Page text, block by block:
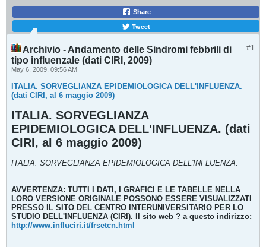
Share
Tweet
#1
Archivio - Andamento delle Sindromi febbrili di
tipo influenzale (dati CIRI, 2009)
May 6, 2009, 09:56 AM
ITALIA. SORVEGLIANZA EPIDEMIOLOGICA DELL'INFLUENZA.
(dati CIRI, al 6 maggio 2009)
ITALIA. SORVEGLIANZA
EPIDEMIOLOGICA DELL'INFLUENZA. (dati
CIRI, al 6 maggio 2009)
ITALIA. SORVEGLIANZA EPIDEMIOLOGICA DELL'INFLUENZA.
AVVERTENZA: TUTTI I DATI, I GRAFICI E LE TABELLE NELLA
LORO VERSIONE ORIGINALE POSSONO ESSERE VISUALIZZATI
PRESSO IL SITO DEL CENTRO INTERUNIVERSITARIO PER LO
STUDIO DELL'INFLUENZA (CIRI). Il sito web ? a questo indirizzo:
http://www.influciri.it/frsetcn.html